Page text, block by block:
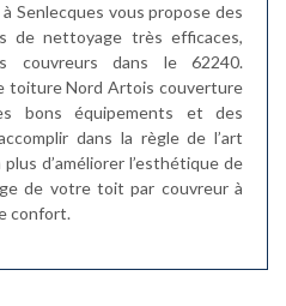
Senlecques vous propose des
de nettoyage très efficaces,
couvreurs dans le 62240.
toiture Nord Artois couverture
bons équipements et des
dans la règle de l’art
d’améliorer l’esthétique de
de votre toit par couvreur à
confort.